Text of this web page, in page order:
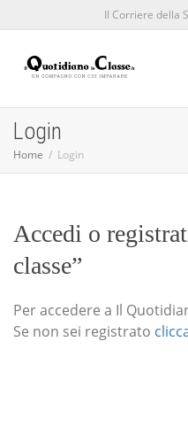
Il Corriere della
Login
Home Login
Accedi o
classe”
Per accedere a Il
Se non sei registrato